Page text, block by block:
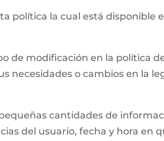
política la cual está disponible
de modificación en la política
necesidades o cambios en la
cantidades de
del usuario, fecha y hora en